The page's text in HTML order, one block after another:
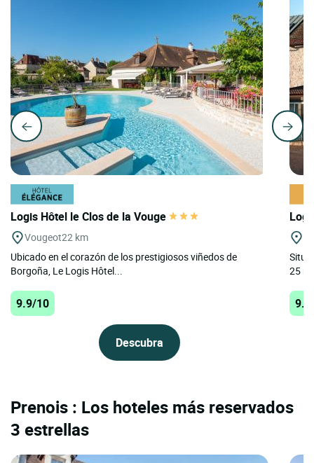
Logis Hôtel le Clos de la Vouge
Vougeot22 km
Ubicado en el corazón de los prestigiosos viñedos de
Borgoña, Le Logis Hôtel...
9.9/10
Descubra
25
Prenois : Los hoteles más reservados
3 estrellas